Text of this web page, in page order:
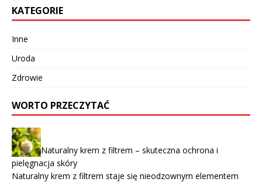
KATEGORIE
Inne
Uroda
Zdrowie
WORTO PRZECZYTAĆ
Naturalny krem z filtrem – skuteczna ochrona i
pielęgnacja skóry
Naturalny krem z filtrem staje się nieodzownym elementem